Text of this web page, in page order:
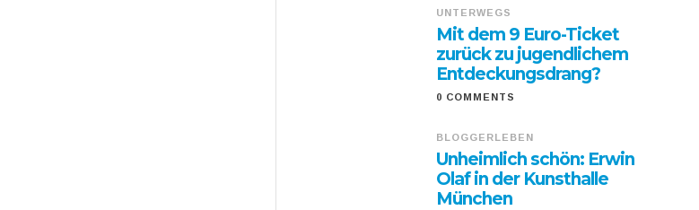
UNTERWEGS
Mit dem 9 Euro-Ticket
zurück zu jugendlichem
Entdeckungsdrang?
0 COMMENTS
BLOGGERLEBEN
Unheimlich schön: Erwin
Olaf in der Kunsthalle
München